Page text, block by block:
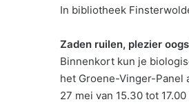
In bibliotheek
Zaden ruilen, plezier
Binnenkort kun je
het Groene-Vinger-Panel
27 mei van 15.30 tot